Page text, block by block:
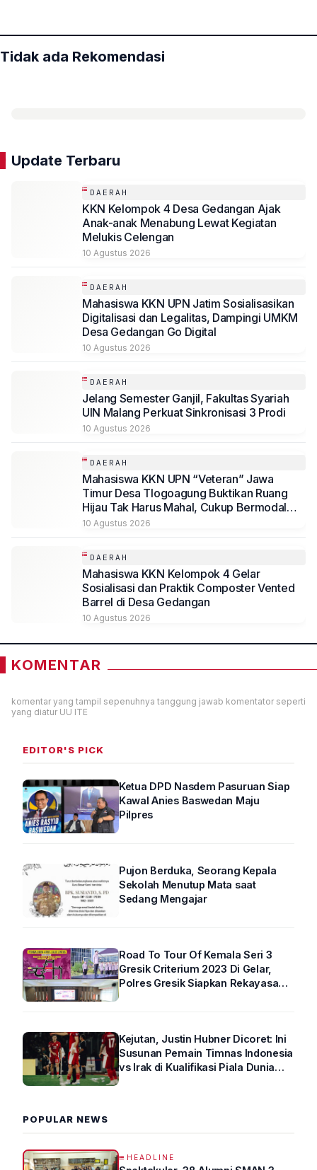
Tidak ada Rekomendasi
Update Terbaru
DAERAH
KKN Kelompok 4 Desa Gedangan Ajak
Anak-anak Menabung Lewat Kegiatan
Melukis Celengan
10 Agustus 2026
DAERAH
Mahasiswa KKN UPN Jatim Sosialisasikan
Digitalisasi dan Legalitas, Dampingi UMKM
Desa Gedangan Go Digital
10 Agustus 2026
DAERAH
Jelang Semester Ganjil, Fakultas Syariah
UIN Malang Perkuat Sinkronisasi 3 Prodi
10 Agustus 2026
DAERAH
Mahasiswa KKN UPN “Veteran” Jawa
Timur Desa Tlogoagung Buktikan Ruang
Hijau Tak Harus Mahal, Cukup Bermodal
Kekompakan dan Kreativitas
10 Agustus 2026
DAERAH
Mahasiswa KKN Kelompok 4 Gelar
Sosialisasi dan Praktik Composter Vented
Barrel di Desa Gedangan
10 Agustus 2026
KOMENTAR
komentar yang tampil sepenuhnya tanggung jawab komentator seperti
yang diatur UU ITE
EDITOR'S PICK
Ketua DPD Nasdem Pasuruan Siap
Kawal Anies Baswedan Maju
Pilpres
Pujon Berduka, Seorang Kepala
Sekolah Menutup Mata saat
Sedang Mengajar
Road To Tour Of Kemala Seri 3
Gresik Criterium 2023 Di Gelar,
Polres Gresik Siapkan Rekayasa
Kejutan, Justin Hubner Dicoret: Ini
Susunan Pemain Timnas Indonesia
vs Irak di Kualifikasi Piala Dunia
POPULAR NEWS
HEADLINE